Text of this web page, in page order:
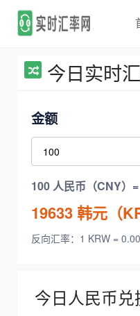
今日实时
金额
100 人民币（CNY）=
19633韩元（
反向汇率：1 KRW =
今日人民币兑